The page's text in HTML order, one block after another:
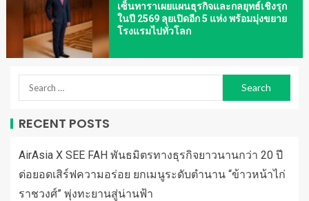
เซ็นทาราเผยแผนธุรกิจและกลยุทธ์เชิงรุก
ในปี 2569 ลุยเปิดอีก 5 แห่ง พร้อมมุ่งขยาย
โรงแรมไปทั่วโลก
RECENT POSTS
AirAsia X SEE FAH พันธมิตรทางธุรกิจยาวนานกว่า 20 ปี
ต่อยอดเสิร์ฟความอร่อย ยกเมนูระดับตำนาน “ข้าวหน้าไก่
ราชวงศ์” พุ่งทะยานสู่น่านฟ้า